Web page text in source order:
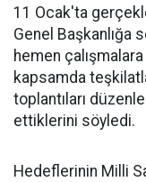
11 Ocak'ta
Genel Başkanlığa
hemen
kapsamda
toplantıları
ettiklerini söyledi.
Hedeflerinin Milli